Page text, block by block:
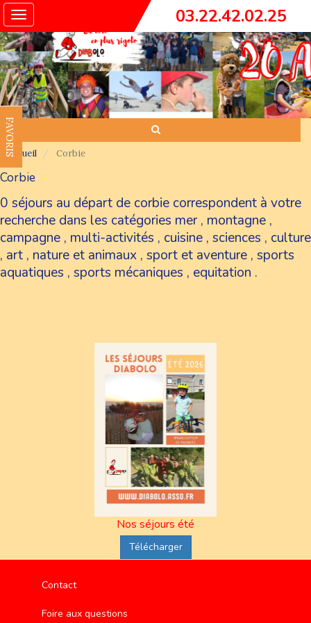
Toggle
navigation
03.22.42.02.25
FAVORIS
Accueil Corbie
Corbie
0 séjours au départ de corbie correspondent à votre
recherche dans les catégories mer, montagne ,
campagne , multi-activités , cuisine , sciences , culture
, art , nature et animaux , sport et aventure , sports
aquatiques , sports mécaniques , equitation .
Nos séjours été
Télécharger
Contact
Foire aux questions